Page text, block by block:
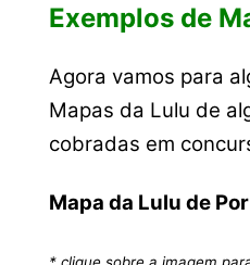
Exemplos de
Agora vamos para
Mapas da Lulu de
cobradas em
Mapa da Lulu de